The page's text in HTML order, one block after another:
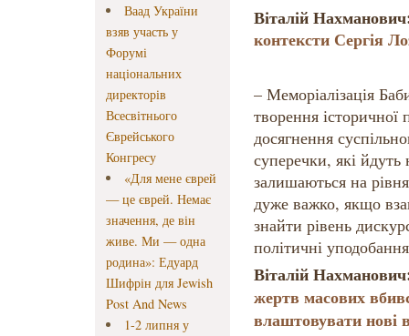
Ваад України
взяв участь у
Форумі
національних
директорів
Всесвітнього
Єврейського
Конгресу
«Для мене єврей
— це єврей. Немає
значення, де він
живе. Ми — одна
родина»: Едуард
Шифрін для Jewish
Post And News
1-2 липня у
Віталій
контексти Сергія
– Меморіалізація
творення
досягнення
суперечки, які
залишаються на
дуже важко, якщо
знайти рівень
політичні
Віталій
жертв масових
влаштовувати нові